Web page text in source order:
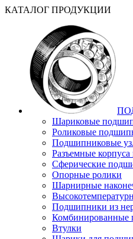
КАТАЛОГ ПРОДУКЦИИ
Шариковые
Роликовые
Подшипниковые
Разъемные
Сферические
Опорные ролики
Шарнирные
Подшипники из
Комбинированные
Втулки